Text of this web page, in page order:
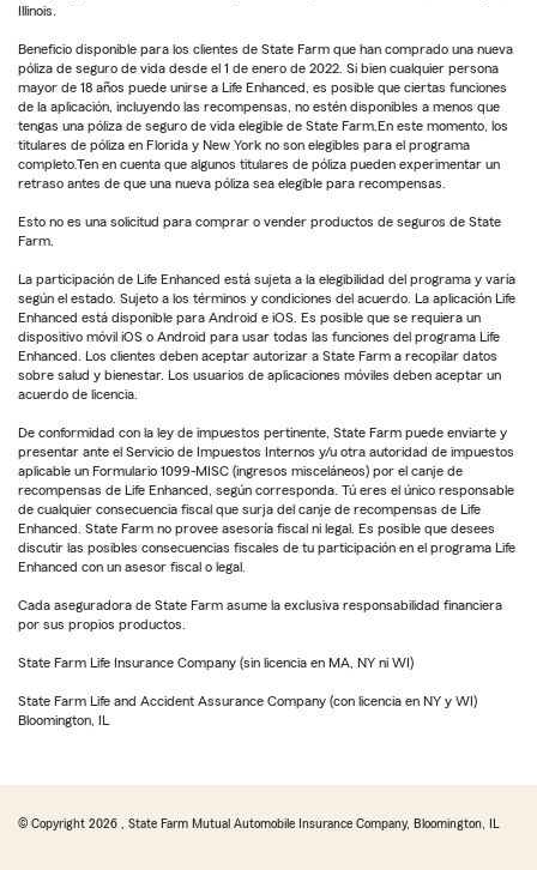
Illinois.
Beneficio disponible para los clientes de State Farm que han comprado una nueva
póliza de seguro de vida desde el 1 de enero de 2022. Si bien cualquier persona
mayor de 18 años puede unirse a Life Enhanced, es posible que ciertas funciones
de la aplicación, incluyendo las recompensas, no estén disponibles a menos que
tengas una póliza de seguro de vida elegible de State Farm.En este momento, los
titulares de póliza en Florida y New York no son elegibles para el programa
completo.Ten en cuenta que algunos titulares de póliza pueden experimentar un
retraso antes de que una nueva póliza sea elegible para recompensas.
Esto no es una solicitud para comprar o vender productos de seguros de State
Farm.
La participación de Life Enhanced está sujeta a la elegibilidad del programa y varía
según el estado. Sujeto a los términos y condiciones del acuerdo. La aplicación Life
Enhanced está disponible para Android e iOS. Es posible que se requiera un
dispositivo móvil iOS o Android para usar todas las funciones del programa Life
Enhanced. Los clientes deben aceptar autorizar a State Farm a recopilar datos
sobre salud y bienestar. Los usuarios de aplicaciones móviles deben aceptar un
acuerdo de licencia.
De conformidad con la ley de impuestos pertinente, State Farm puede enviarte y
presentar ante el Servicio de Impuestos Internos y/u otra autoridad de impuestos
aplicable un Formulario 1099-MISC (ingresos misceláneos) por el canje de
recompensas de Life Enhanced, según corresponda. Tú eres el único responsable
de cualquier consecuencia fiscal que surja del canje de recompensas de Life
Enhanced. State Farm no provee asesoría fiscal ni legal. Es posible que desees
discutir las posibles consecuencias fiscales de tu participación en el programa Life
Enhanced con un asesor fiscal o legal.
Cada aseguradora de State Farm asume la exclusiva responsabilidad financiera
por sus propios productos.
State Farm Life Insurance Company (sin licencia en MA, NY ni WI)
State Farm Life and Accident Assurance Company (con licencia en NY y WI)
Bloomington, IL
© Copyright 2026 , State Farm Mutual Automobile Insurance Company, Bloomington, IL